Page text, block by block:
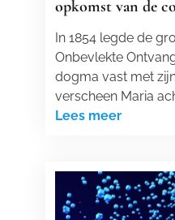
opkomst van de
In 1854 legde de
Onbevlekte
dogma vast met
verscheen Maria
Lees meer